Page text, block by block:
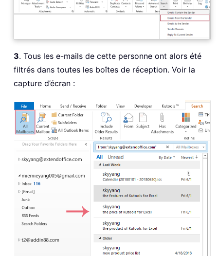
3. Tous les e-mails de cette personne ont alors été
filtrés dans toutes les boîtes de réception. Voir la
capture d’écran :